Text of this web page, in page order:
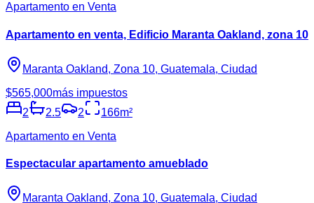
Apartamento en Venta
Apartamento en venta, Edificio Maranta Oakland, zona 10
Maranta Oakland, Zona 10, Guatemala, Ciudad
$565,000más impuestos
2
2.5 2 166m²
Apartamento en Venta
Espectacular apartamento amueblado
Maranta Oakland, Zona 10, Guatemala, Ciudad